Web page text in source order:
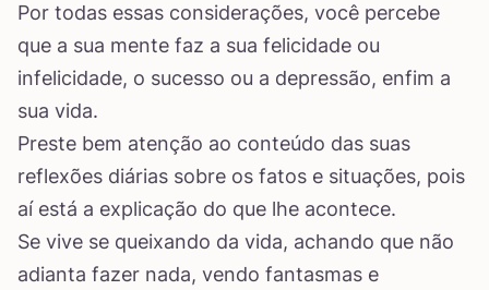
Por todas essas considerações, você percebe
que a sua mente faz a sua felicidade ou
infelicidade, o sucesso ou a depressão, enfim a
sua vida.
Preste bem atenção ao conteúdo das suas
reflexões diárias sobre os fatos e situações, pois
aí está a explicação do que lhe acontece.
Se vive se queixando da vida, achando que não
adianta fazer nada, vendo fantasmas e